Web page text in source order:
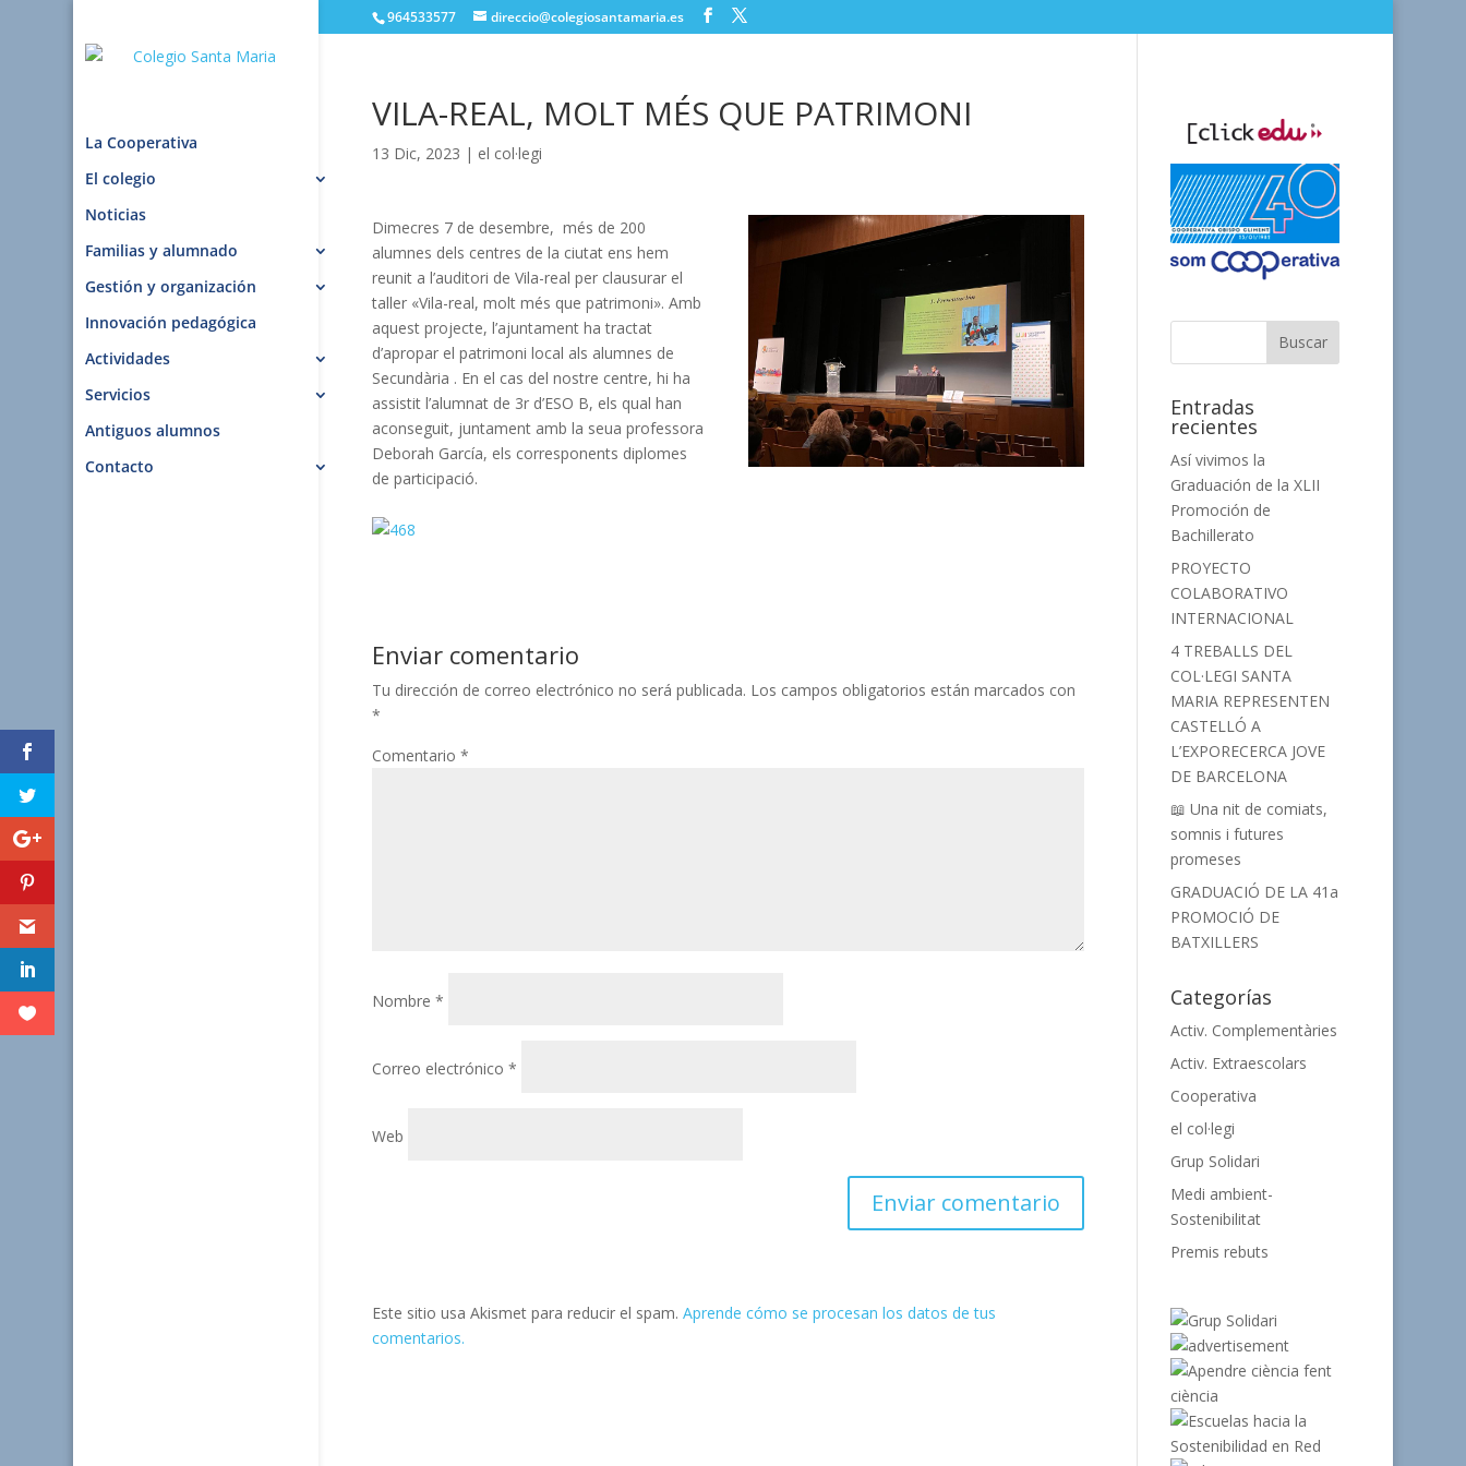
964533577 direccio@colegiosantamaria.es
La Cooperativa
El colegio
Noticias
Familias y alumnado
Gestión y organización
Innovación pedagógica
Actividades
Servicios
Antiguos alumnos
Contacto
VILA-REAL, MOLT MÉS QUE PATRIMONI
13 Dic, 2023 | el col·legi
Dimecres 7 de desembre, més de 200
alumnes dels centres de la ciutat ens hem
reunit a l’auditori de Vila-real per clausurar el
taller «Vila-real, molt més que patrimoni». Amb
aquest projecte, l’ajuntament ha tractat
d’apropar el patrimoni local als alumnes de
Secundària . En el cas del nostre centre, hi ha
assistit l’alumnat de 3r d’ESO B, els qual han
aconseguit, juntament amb la seua professora
Deborah García, els corresponents diplomes
de participació.
Enviar comentario
Tu dirección de correo electrónico no será publicada. Los campos obligatorios están marcados con
*
Comentario*
Nombre*
Correo electrónico*
Web
Este sitio usa Akismet para reducir el spam.Aprende cómo se procesan los datos de tus
comentarios.
Entradas
recientes
Así vivimos la
Graduación de la XLII
Promoción de
Bachillerato
PROYECTO
COLABORATIVO
INTERNACIONAL
4 TREBALLS DEL
COL·LEGI SANTA
MARIA REPRESENTEN
CASTELLÓ A
L’EXPORECERCA JOVE
DE BARCELONA
📖 Una nit de comiats,
somnis i futures
promeses
GRADUACIÓ DE LA 41a
PROMOCIÓ DE
BATXILLERS
Categorías
Activ. Complementàries
Activ. Extraescolars
Cooperativa
el col·legi
Grup Solidari
Medi ambient-
Sostenibilitat
Premis rebuts